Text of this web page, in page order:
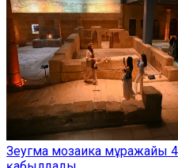
Зеугма мозаика мұражайы